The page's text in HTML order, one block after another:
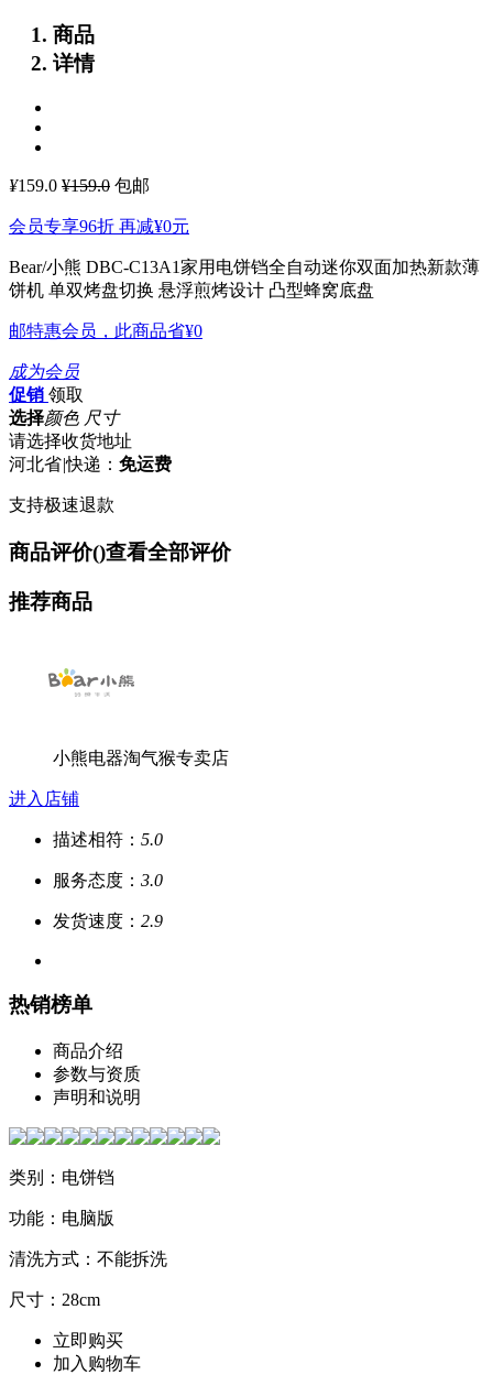
商品
详情
¥159.0 ¥159.0 包邮
会员专享96折 再减¥0元
Bear/小熊 DBC-C13A1家用电饼铛全自动迷你双面加热新款薄
饼机 单双烤盘切换 悬浮煎烤设计 凸型蜂窝底盘
邮特惠会员，此商品省¥0
成为会员
促销 领取
选择颜色 尺寸
请选择收货地址
河北省|快递： 免运费
支持极速退款
商品评价()查看全部评价
推荐商品
小熊电器淘气猴专卖店
进入店铺
描述相符： 5.0
服务态度： 3.0
发货速度： 2.9
热销榜单
商品介绍
参数与资质
声明和说明
类别：电饼铛
功能：电脑版
清洗方式：不能拆洗
尺寸：28cm
立即购买
加入购物车